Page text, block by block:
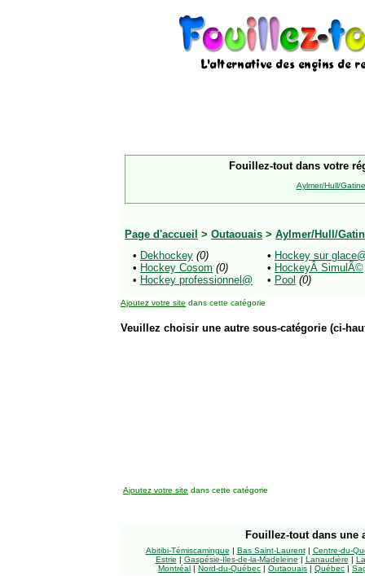
Fouillez-tout dans votre
Aylmer/Hull/
Page d'accueil > Outaouais > Aylmer/Hull/
• Dekhockey (0)
• Hockey Cosom (0)
• Hockey professionnel@
• Hockey sur
• HockeyÂ SimulÃ©
• Pool (0)
Ajoutez votre site dans cette catégorie
Veuillez choisir une autre sous-catégorie (ci-
Ajoutez votre site dans cette catégorie
Fouillez-tout dans une
Abitibi-Témiscamingue | Bas Saint-Laurent| Centre-du-
Estrie | Gaspésie-Îles-de-la-Madeleine | Lanaudière |
Montréal | Nord-du-Québec | Outaouais | Québec |